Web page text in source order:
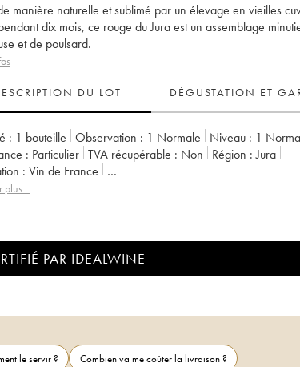
manière naturelle et sublimé par un élevage en vieilles
dix mois, ce rouge du Jura est un assemblage
et de poulsard.
DU LOT DÉGUSTATION ET
: 1 bouteille Observation : 1 Normale Niveau : 1
: particulier TVA récupérable : non Région : Jura
:
Vin de France
:
plus...
PAR IDEALWINE
le servir ?
Combien va me coûter la livraison ?